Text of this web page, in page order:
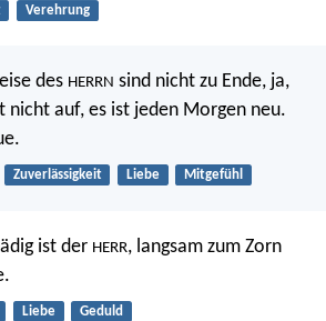
Verehrung
des HERRN sind nicht zu Ende, ja,
nicht auf, es ist jeden Morgen neu.
Zuverlässigkeit Liebe Mitgefühl
ist der HERR, langsam zum Zorn
Liebe Geduld